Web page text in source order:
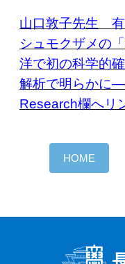
山口敦子先生 有
シュモクザメの
洋で初の科学的
解析で明らか
Research欄へリ
HOME